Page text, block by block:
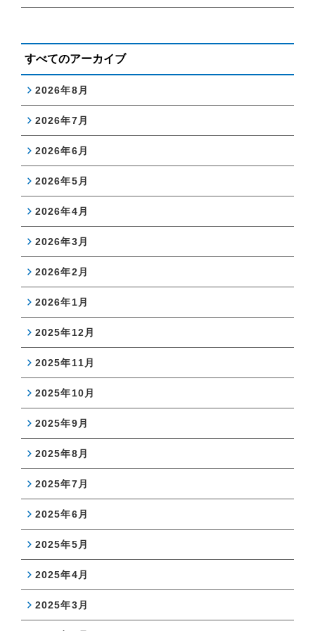
すべてのアーカイブ
2026年8月
2026年7月
2026年6月
2026年5月
2026年4月
2026年3月
2026年2月
2026年1月
2025年12月
2025年11月
2025年10月
2025年9月
2025年8月
2025年7月
2025年6月
2025年5月
2025年4月
2025年3月